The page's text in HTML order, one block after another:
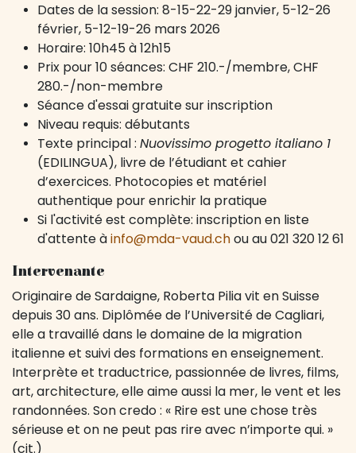
Dates de la session: 8-15-22-29 janvier, 5-12-26
février, 5-12-19-26 mars 2026
Horaire: 10h45 à 12h15
Prix pour 10 séances: CHF 210.-/membre, CHF
280.-/non-membre
Séance d'essai gratuite sur inscription
Niveau requis: débutants
Texte principal : Nuovissimo progetto italiano 1
(EDILINGUA), livre de l’étudiant et cahier
d’exercices. Photocopies et matériel
authentique pour enrichir la pratique
Si l'activité est complète: inscription en liste
d'attente àinfo@mda-vaud.chou au 021 320 12 61
Intervenante
Originaire de Sardaigne, Roberta Pilia vit en Suisse
depuis 30 ans. Diplômée de l’Université de Cagliari,
elle a travaillé dans le domaine de la migration
italienne et suivi des formations en enseignement.
Interprète et traductrice, passionnée de livres, films,
art, architecture, elle aime aussi la mer, le vent et les
randonnées. Son credo : « Rire est une chose très
sérieuse et on ne peut pas rire avec n’importe qui. »
(cit.)